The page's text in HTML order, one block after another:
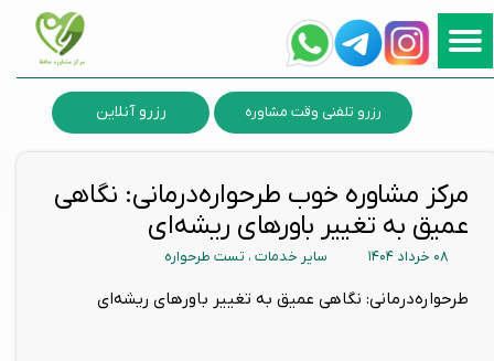
مرکز مشاوره خوب طرحواره‌درمانی: نگاهی
عمیق به تغییر باورهای ریشه‌ای
۰۸ خرداد ۱۴۰۴ سایر خدمات ، تست طرحواره
طرحواره‌درمانی: نگاهی عمیق به تغییر باورهای ریشه‌ای
رزرو تلفنی وقت مشاوره رزرو آنلاین